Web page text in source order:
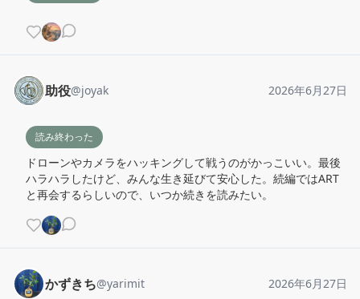
助役@joyak 2026年6月27日
読み終わった
ドローンやカメラをハッキングして戦うのがかっこいい。最後
ハラハラしたけど、みんな生き延びて安心した。続編ではART
と再会するらしいので、いつか続きを読みたい。
かずきち@yarimit 2026年6月27日